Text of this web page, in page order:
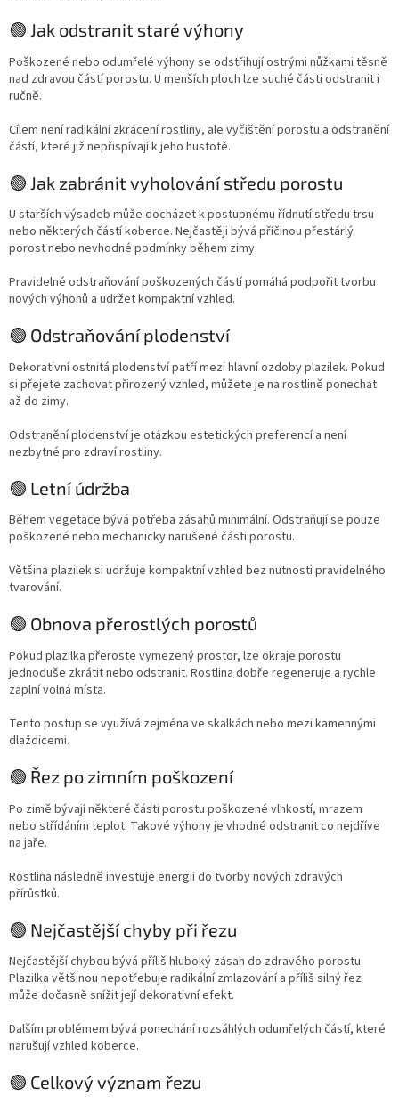
🟢 Jak odstranit staré výhony
Poškozené nebo odumřelé výhony se odstřihují ostrými nůžkami těsně
nad zdravou částí porostu. U menších ploch lze suché části odstranit i
ručně.
Cílem není radikální zkrácení rostliny, ale vyčištění porostu a odstranění
částí, které již nepřispívají k jeho hustotě.
🟢 Jak zabránit vyholování středu porostu
U starších výsadeb může docházet k postupnému řídnutí středu trsu
nebo některých částí koberce. Nejčastěji bývá příčinou přestárlý
porost nebo nevhodné podmínky během zimy.
Pravidelné odstraňování poškozených částí pomáhá podpořit tvorbu
nových výhonů a udržet kompaktní vzhled.
🟢 Odstraňování plodenství
Dekorativní ostnitá plodenství patří mezi hlavní ozdoby plazilek. Pokud
si přejete zachovat přirozený vzhled, můžete je na rostlině ponechat
až do zimy.
Odstranění plodenství je otázkou estetických preferencí a není
nezbytné pro zdraví rostliny.
🟢 Letní údržba
Během vegetace bývá potřeba zásahů minimální. Odstraňují se pouze
poškozené nebo mechanicky narušené části porostu.
Většina plazilek si udržuje kompaktní vzhled bez nutnosti pravidelného
tvarování.
🟢 Obnova přerostlých porostů
Pokud plazilka přeroste vymezený prostor, lze okraje porostu
jednoduše zkrátit nebo odstranit. Rostlina dobře regeneruje a rychle
zaplní volná místa.
Tento postup se využívá zejména ve skalkách nebo mezi kamennými
dlaždicemi.
🟢 Řez po zimním poškození
Po zimě bývají některé části porostu poškozené vlhkostí, mrazem
nebo střídáním teplot. Takové výhony je vhodné odstranit co nejdříve
na jaře.
Rostlina následně investuje energii do tvorby nových zdravých
přírůstků.
🟢 Nejčastější chyby při řezu
Nejčastější chybou bývá příliš hluboký zásah do zdravého porostu.
Plazilka většinou nepotřebuje radikální zmlazování a příliš silný řez
může dočasně snížit její dekorativní efekt.
Dalším problémem bývá ponechání rozsáhlých odumřelých částí, které
narušují vzhled koberce.
🟢 Celkový význam řezu